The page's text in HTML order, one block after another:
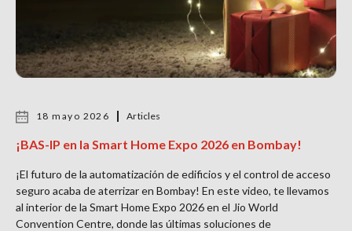
18 mayo 2026 Articles
¡BAS-IP en la Smart Home Expo 2026 en Bombay!
¡El futuro de la automatización de edificios y el control de acceso
seguro acaba de aterrizar en Bombay! En este video, te llevamos
al interior de la Smart Home Expo 2026 en el Jio World
Convention Centre, donde las últimas soluciones de